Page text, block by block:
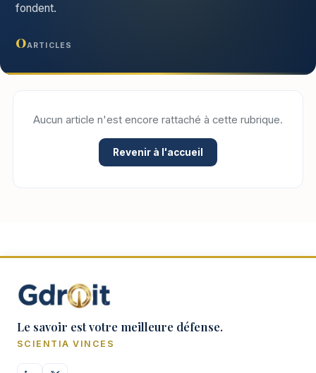
fondent.
0ARTICLES
Aucun article n'est encore rattaché à cette rubrique.
Revenir à l'accueil
Le savoir est votre meilleure défense.
SCIENTIA VINCES